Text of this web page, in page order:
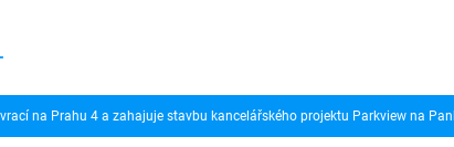
na Prahu 4 a zahajuje stavbu kancelářského projektu Parkview na